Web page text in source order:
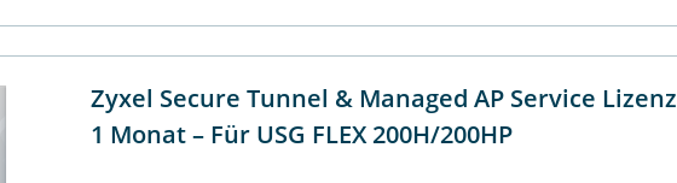
Zyxel Secure Tunnel & Managed AP Service Lizenz
1 Monat – Für USG FLEX 200H/200HP